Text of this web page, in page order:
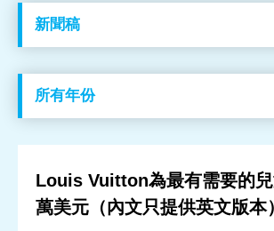
關於我們
訊息中心
最新消息
Louis Vuitton為最有需要的
萬美元（內文只提供英文版本）